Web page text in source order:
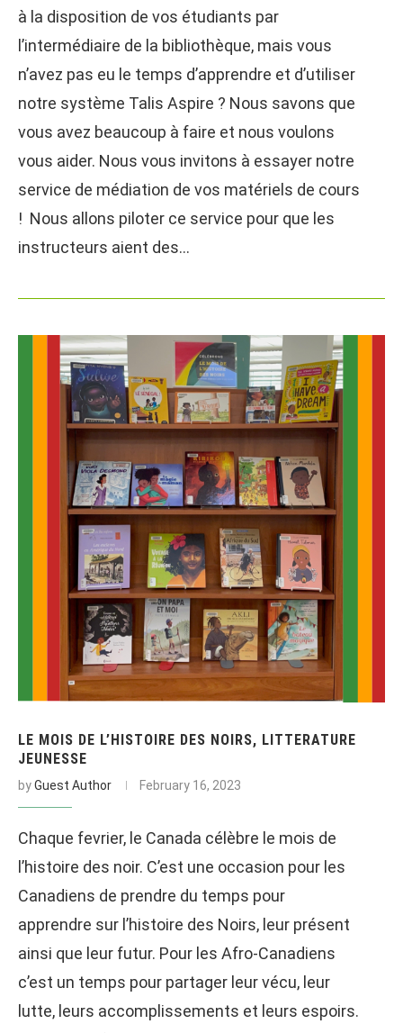
à la disposition de vos étudiants par
l’intermédiaire de la bibliothèque, mais vous
n’avez pas eu le temps d’apprendre et d’utiliser
notre système Talis Aspire ? Nous savons que
vous avez beaucoup à faire et nous voulons
vous aider. Nous vous invitons à essayer notre
service de médiation de vos matériels de cours
! Nous allons piloter ce service pour que les
instructeurs aient des…
LE MOIS DE L’HISTOIRE DES NOIRS, LITTERATURE
JEUNESSE
byGuest Author February 16, 2023
Chaque fevrier, le Canada célèbre le mois de
l’histoire des noir. C’est une occasion pour les
Canadiens de prendre du temps pour
apprendre sur l’histoire des Noirs, leur présent
ainsi que leur futur. Pour les Afro-Canadiens
c’est un temps pour partager leur vécu, leur
lutte, leurs accomplissements et leurs espoirs.